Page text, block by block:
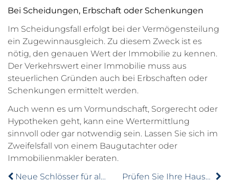
Bei Scheidungen, Erbschaft oder Schenkungen
Im Scheidungsfall erfolgt bei der Vermögensteilung
ein Zugewinnausgleich. Zu diesem Zweck ist es
nötig, den genauen Wert der Immobilie zu kennen.
Der Verkehrswert einer Immobilie muss aus
steuerlichen Gründen auch bei Erbschaften oder
Schenkungen ermittelt werden.
Auch wenn es um Vormundschaft, Sorgerecht oder
Hypotheken geht, kann eine Wertermittlung
sinnvoll oder gar notwendig sein. Lassen Sie sich im
Zweifelsfall von einem Baugutachter oder
Immobilienmakler beraten.
Neue Schlösser für alte Türen
Prüfen Sie Ihre Hausordnung auf Gültigkeit